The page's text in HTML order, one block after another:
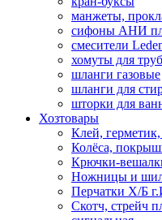
манжеты,
сифоны АНИ
смесители
хомуты для труб
шланги газовые
шланги для
шторки для
Хозтовары
Клей,
Колёса,
Крючки-
Ножницы и
Перчатки Х/Б
Скотч, стрейч